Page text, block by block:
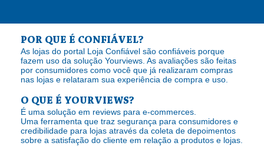
POR QUE É CONFIÁVEL?
As lojas do portal Loja Confiável são confiáveis porque
fazem uso da solução Yourviews. As avaliações são feitas
por consumidores como você que já realizaram compras
nas lojas e relataram sua experiência de compra e uso.
O QUE É YOURVIEWS?
É uma solução em reviews para e-commerces.
Uma ferramenta que traz segurança para consumidores e
credibilidade para lojas através da coleta de depoimentos
sobre a satisfação do cliente em relação a produtos e lojas.